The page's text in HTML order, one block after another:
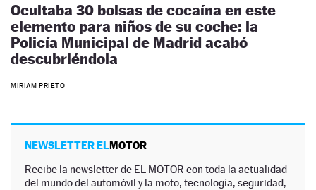
Ocultaba 30 bolsas de cocaína en este
elemento para niños de su coche: la
Policía Municipal de Madrid acabó
descubriéndola
MIRIAM PRIETO
NEWSLETTER ELMOTOR
Recibe la newsletter de EL MOTOR con toda la actualidad
del mundo del automóvil y la moto, tecnología, seguridad,